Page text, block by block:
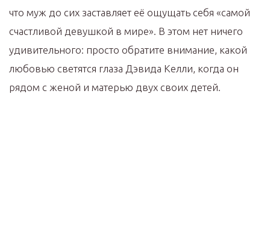
что муж до сих заставляет её ощущать себя «самой
счастливой девушкой в мире». В этом нет ничего
удивительного: просто обратите внимание, какой
любовью светятся глаза Дэвида Келли, когда он
рядом с женой и матерью двух своих детей.